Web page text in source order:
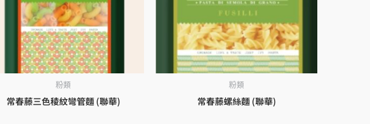
粉類
常春藤三色稜紋彎管麵 (聯華)
粉類
常春藤螺絲麵 (聯華)